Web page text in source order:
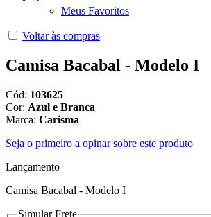
Meus Favoritos
Voltar às compras
Camisa Bacabal - Modelo I
Cód: 103625
Cor: Azul e Branca
Marca: Carisma
Seja o primeiro a opinar sobre este produto
Lançamento
Camisa Bacabal - Modelo I
Simular Frete